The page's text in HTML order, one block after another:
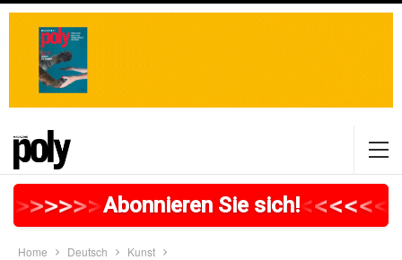
>>>>>>>>>>>>>>>>>
Abonnieren Sie sich!<<<<<<<
Home Deutsch Kunst